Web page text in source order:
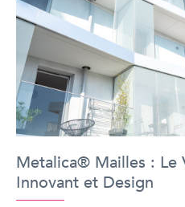
Metalica® Mailles : Le
Innovant et Design